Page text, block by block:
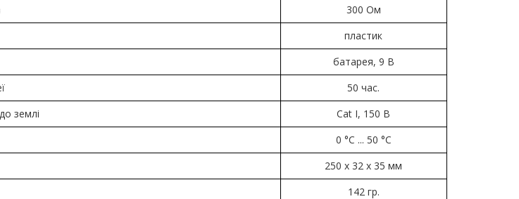
300 Ом
пластик
батарея, 9 В
50 час.
землі
Cat I, 150 В
0 °C ... 50 °C
250 х 32 х 35 мм
142 гр.